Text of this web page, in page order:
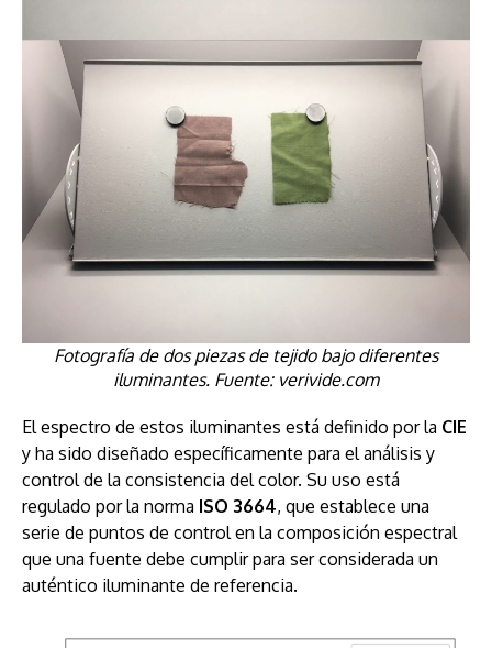
Fotografía de dos piezas de tejido bajo diferentes
iluminantes. Fuente: verivide.com
El espectro de estos iluminantes está definido por la CIE
y ha sido diseñado específicamente para el análisis y
control de la consistencia del color. Su uso está
regulado por la norma ISO 3664, que establece una
serie de puntos de control en la composición espectral
que una fuente debe cumplir para ser considerada un
auténtico iluminante de referencia.